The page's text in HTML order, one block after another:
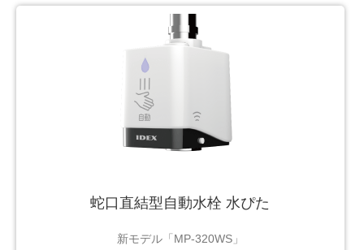
蛇口直結型自動水栓 水ぴた
新モデル「MP-320WS」